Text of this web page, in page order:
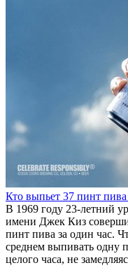
Кто выпьет 37 пинт пива
В 1969 году 23-летний
имени Джек Киз
пинт пива за один час.
среднем выпивать одну
целого часа, не